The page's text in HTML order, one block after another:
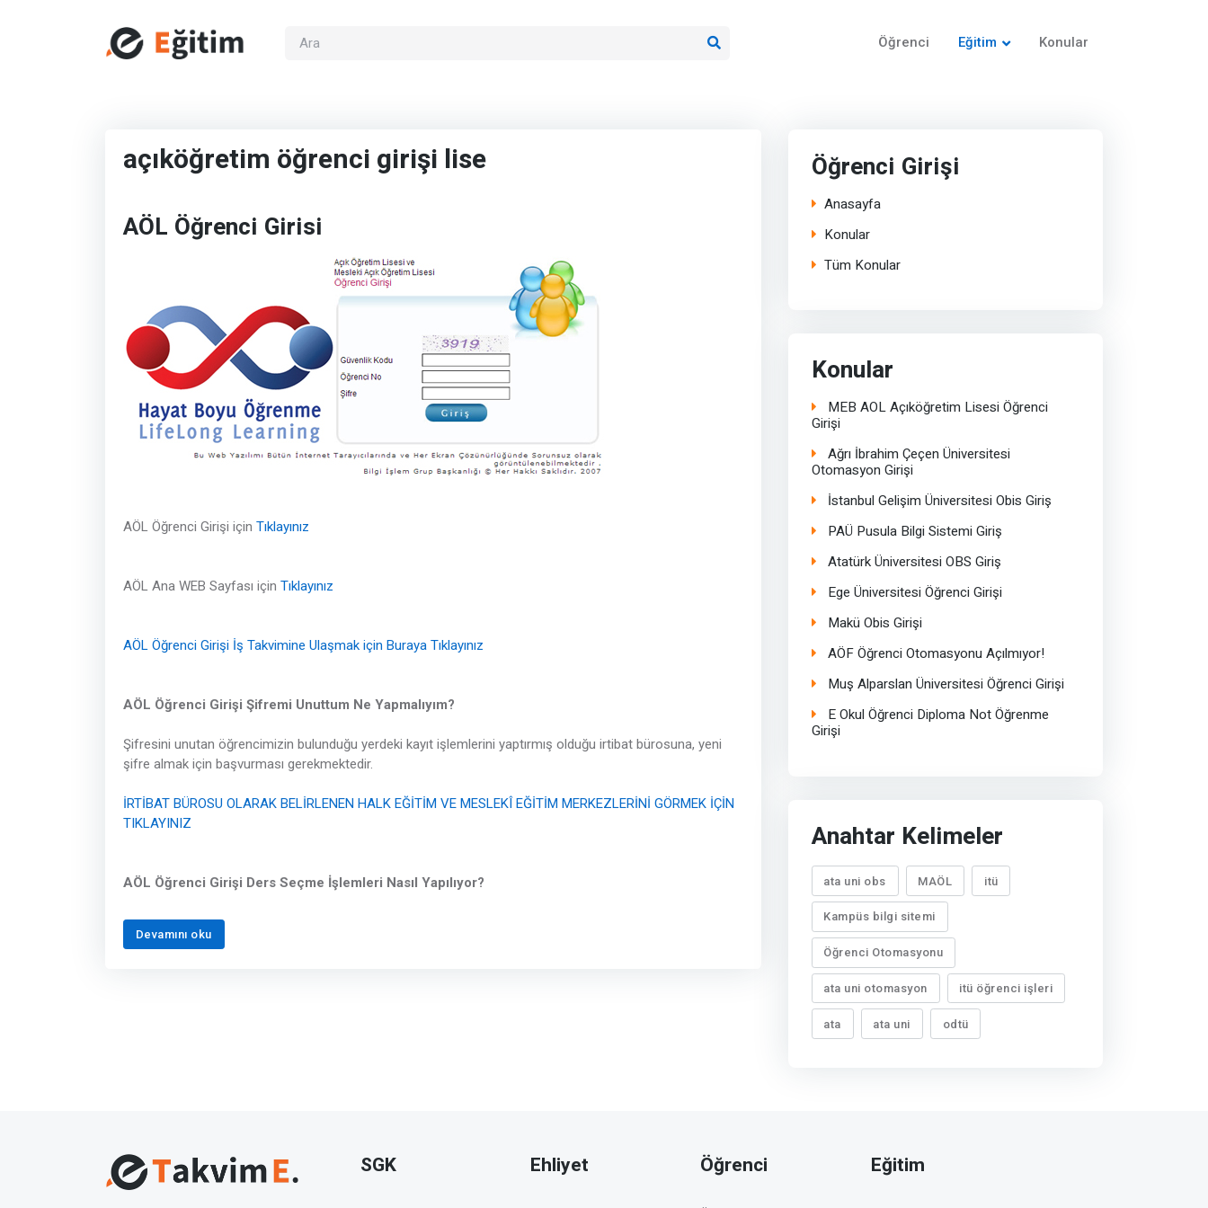
Öğrenci Eğitim Konular
açıköğretim öğrenci girişi lise
AÖL Öğrenci Girisi
AÖL Öğrenci Girişi için Tıklayınız
AÖL Ana WEB Sayfası için Tıklayınız
AÖL Öğrenci Girişi İş Takvimine Ulaşmak için Buraya Tıklayınız
AÖL Öğrenci Girişi Şifremi Unuttum Ne Yapmalıyım?
Şifresini unutan öğrencimizin bulunduğu yerdeki kayıt işlemlerini yaptırmış olduğu irtibat bürosuna, yeni
şifre almak için başvurması gerekmektedir.
İRTİBAT BÜROSU OLARAK BELİRLENEN HALK EĞİTİM VE MESLEKÎ EĞİTİM MERKEZLERİNİ GÖRMEK İÇİN
TIKLAYINIZ
AÖL Öğrenci Girişi Ders Seçme İşlemleri Nasıl Yapılıyor?
Devamını oku
Öğrenci Girişi
Anasayfa
Konular
Tüm Konular
Konular
MEB AOL Açıköğretim Lisesi Öğrenci
Girişi
Ağrı İbrahim Çeçen Üniversitesi
Otomasyon Girişi
İstanbul Gelişim Üniversitesi Obis Giriş
PAÜ Pusula Bilgi Sistemi Giriş
Atatürk Üniversitesi OBS Giriş
Ege Üniversitesi Öğrenci Girişi
Makü Obis Girişi
AÖF Öğrenci Otomasyonu Açılmıyor!
Muş Alparslan Üniversitesi Öğrenci Girişi
E Okul Öğrenci Diploma Not Öğrenme
Girişi
Anahtar Kelimeler
ata uni obs MAÖL itü
Kampüs bilgi sitemi
Öğrenci Otomasyonu
ata uni otomasyon itü öğrenci işleri
ata ata uni odtü
SGK Ehliyet Öğrenci Eğitim